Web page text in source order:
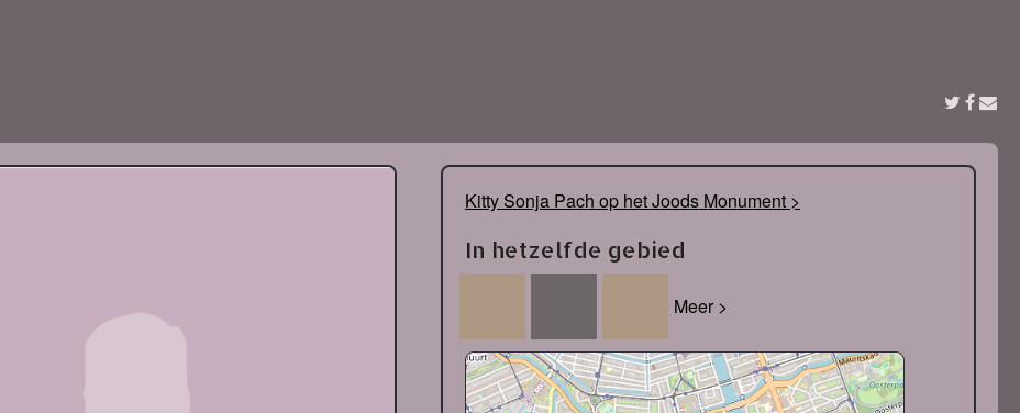
Kitty Sonja Pach op het Joods Monument >
In hetzelfde gebied
Meer >